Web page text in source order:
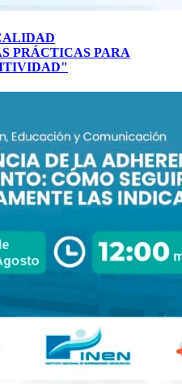
PRÁCTICAS PARA